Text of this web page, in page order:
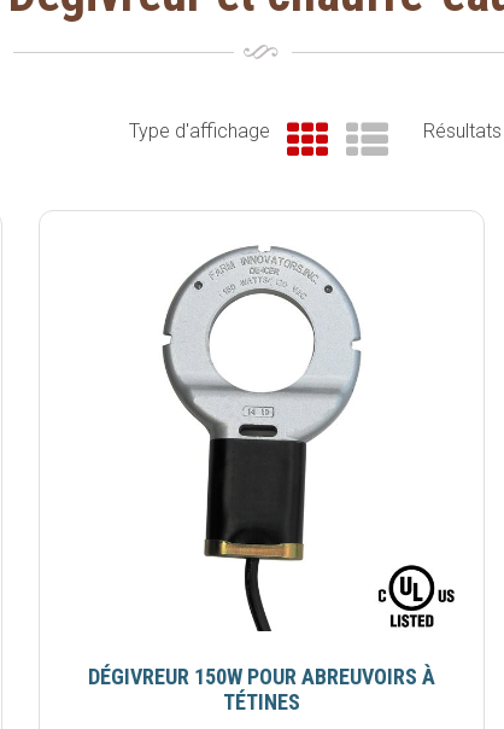
Type d'affichage
DÉGIVREUR 150W POUR ABREUVOIRS À
TÉTINES